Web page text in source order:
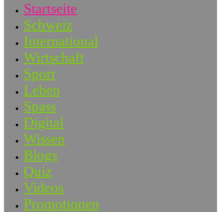
Startseite
Schweiz
International
Wirtschaft
Sport
Leben
Spass
Digital
Wissen
Blogs
Quiz
Videos
Promotionen